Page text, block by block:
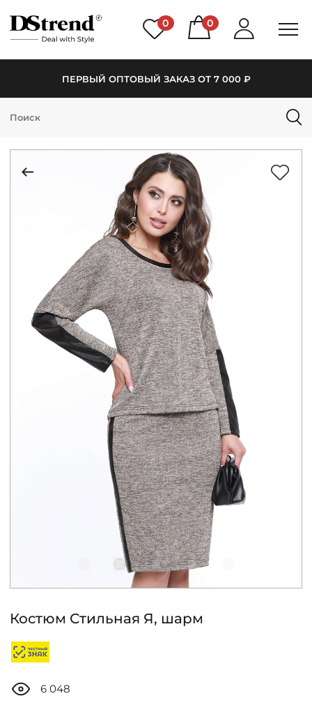
0 0
ПЕРВЫЙ ОПТОВЫЙ ЗАКАЗ ОТ 7 000 ₽
КАТАЛОГ
НОВИНКИ
РАСПРОДАЖА
АКЦИИ
КОНТАКТЫ
ЧАСТО ЗАДАВАЕМЫЕ ВОПРОСЫ
ОПТОВЫМ ПОКУПАТЕЛЯМ
РОЗНИЧНЫМ ПОКУПАТЕЛЯМ
Костюм Стильная Я, шарм
6 048